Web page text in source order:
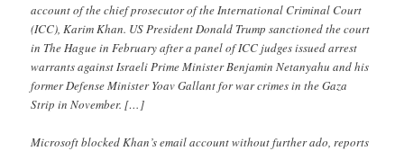
account of the chief prosecutor of the International Criminal Court
(ICC), Karim Khan. US President Donald Trump sanctioned the court
in The Hague in February after a panel of ICC judges issued arrest
warrants against Israeli Prime Minister Benjamin Netanyahu and his
former Defense Minister Yoav Gallant for war crimes in the Gaza
Strip in November. […]
Microsoft blocked Khan’s email account without further ado, reports